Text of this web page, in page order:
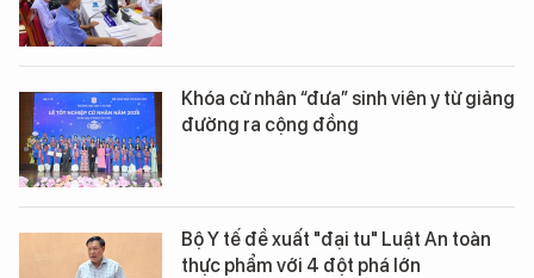
Khóa cử nhân “đưa” sinh viên y từ giảng
đường ra cộng đồng
Bộ Y tế đề xuất "đại tu" Luật An toàn
thực phẩm với 4 đột phá lớn